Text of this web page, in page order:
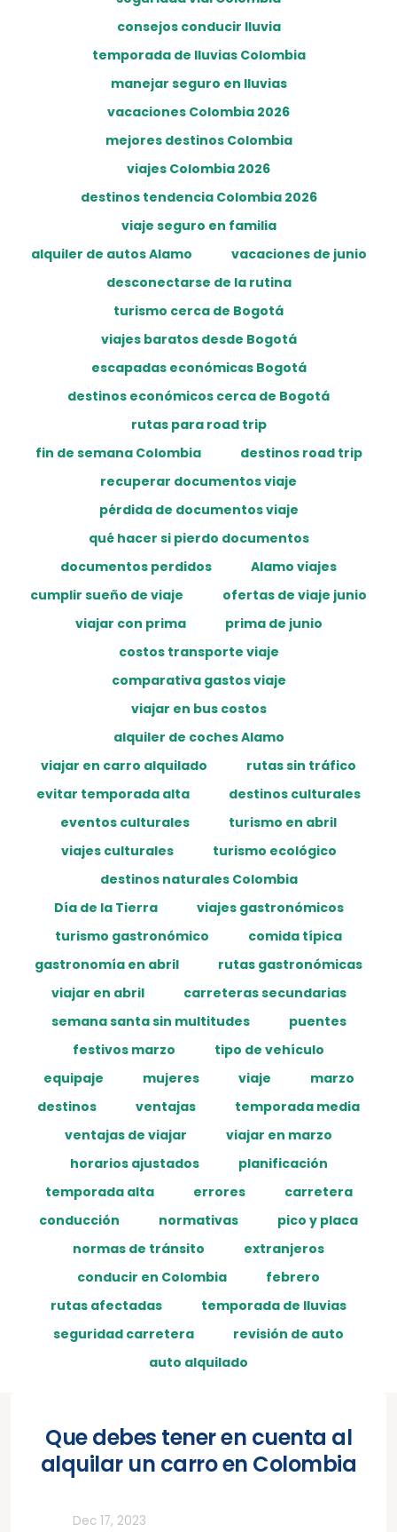
consejos conducir lluvia
temporada de lluvias Colombia
manejar seguro en lluvias
vacaciones Colombia 2026
mejores destinos Colombia
viajes Colombia 2026
destinos tendencia Colombia 2026
viaje seguro en familia
alquiler de autos Alamo
vacaciones de junio
desconectarse de la rutina
turismo cerca de Bogotá
viajes baratos desde Bogotá
escapadas económicas Bogotá
destinos económicos cerca de Bogotá
rutas para road trip
fin de semana Colombia
destinos road trip
recuperar documentos viaje
pérdida de documentos viaje
qué hacer si pierdo documentos
documentos perdidos
Alamo viajes
cumplir sueño de viaje
ofertas de viaje junio
viajar con prima
prima de junio
costos transporte viaje
comparativa gastos viaje
viajar en bus costos
alquiler de coches Alamo
viajar en carro alquilado
rutas sin tráfico
evitar temporada alta
destinos culturales
eventos culturales
turismo en abril
viajes culturales
turismo ecológico
destinos naturales Colombia
Día de la Tierra
viajes gastronómicos
turismo gastronómico
comida típica
gastronomía en abril
rutas gastronómicas
viajar en abril
carreteras secundarias
semana santa sin multitudes
puentes
festivos marzo
tipo de vehículo
equipaje
mujeres viaje
marzo
destinos
ventajas
temporada media
ventajas de viajar
viajar en marzo
horarios ajustados
planificación
temporada alta
errores
carretera
conducción
normativas
pico y placa
normas de tránsito
extranjeros
conducir en Colombia
febrero
rutas afectadas
temporada de lluvias
seguridad carretera
revisión de auto
auto alquilado
Que debes tener en cuenta al
alquilar un carro en Colombia
Dec 17, 2023